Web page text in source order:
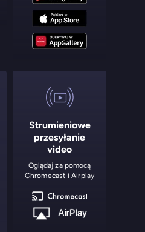
Strumieniowe
przesyłanie
video
Oglądaj za pomocą
Chromecast i Airplay